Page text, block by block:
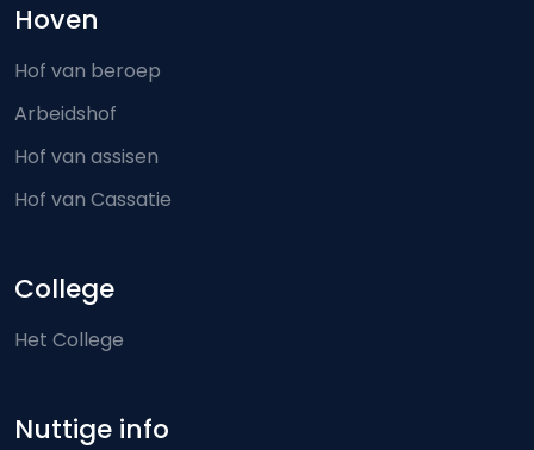
Hoven
Hof van beroep
Arbeidshof
Hof van assisen
Hof van Cassatie
College
Het College
Nuttige info